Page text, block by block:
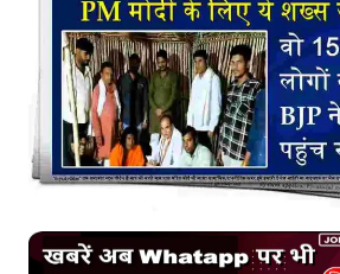
बिजनेस
टेक ज्ञान
English Hindi